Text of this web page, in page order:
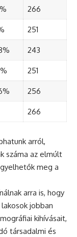
266
251
243
251
256
266
arról,
száma az elmúlt
meg a
arra is, hogy
jobban
kihívásait,
társadalmi és